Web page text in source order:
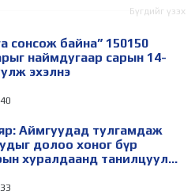
хайрхны тэнгэрийг тайх
Монгол
Бүгдийг үзэх
сонсож байна” 150150
наймдугаар сарын 14-
эхэлнэ
Аймгуудад тулгамдаж
долоо хоног бүр
хуралдаанд танилцуулж,